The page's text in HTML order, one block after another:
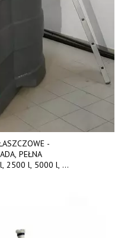
-
PEŁNA
l, 2500 l, 5000 l,